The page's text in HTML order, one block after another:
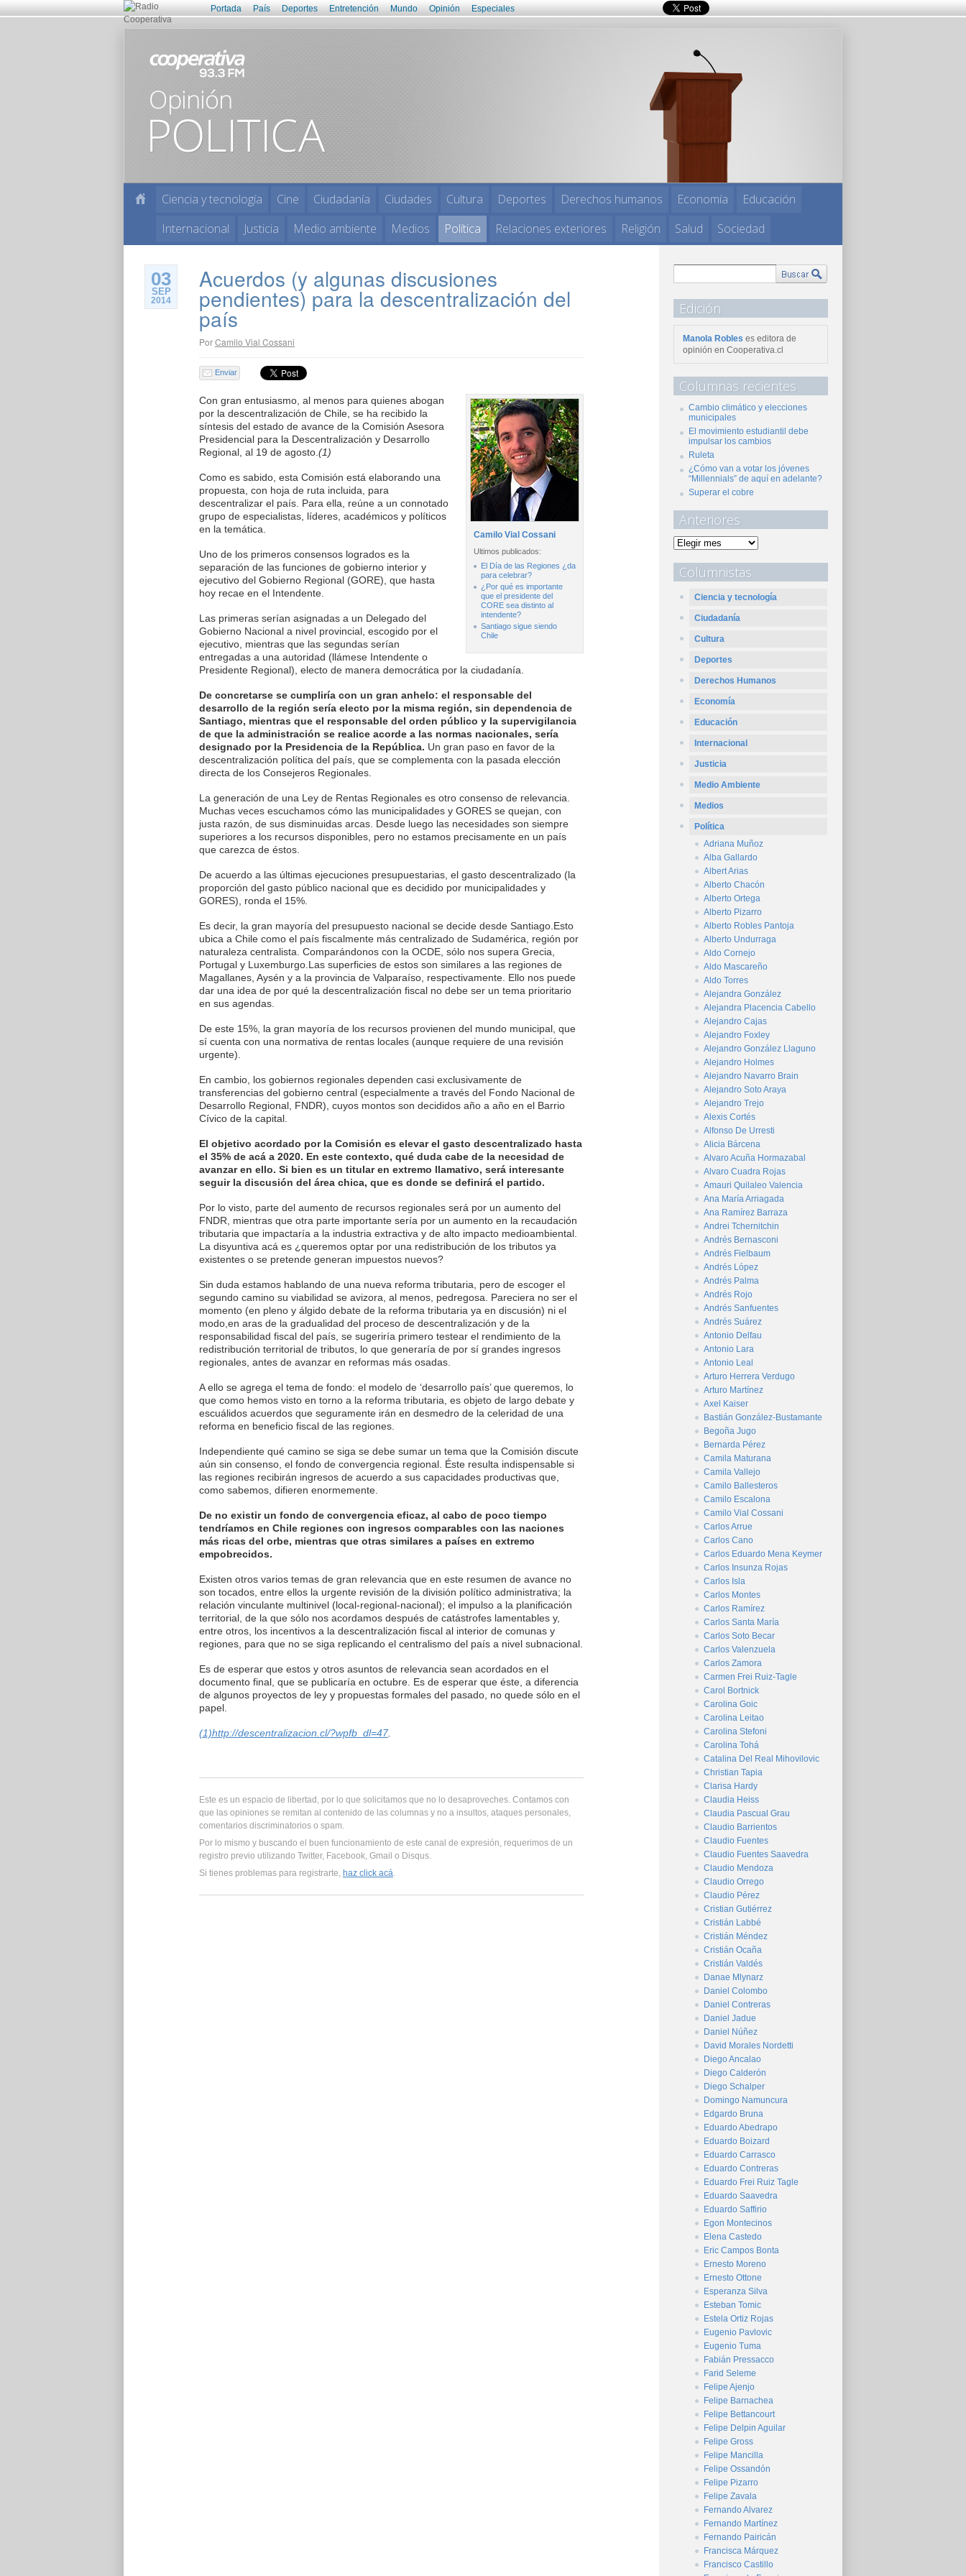
Portada País Deportes Entretención Mundo Opinión Especiales
Ciencia y tecnología Cine Ciudadanía Ciudades Cultura Deportes Derechos humanos Economía
Educación
Internacional
Justicia Medio ambiente Medios Política Relaciones exteriores Religión Salud Sociedad
03
SEP
2014
Acuerdos (y algunas discusiones
pendientes) para la descentralización del
país
PorCamilo Vial Cossani
Enviar
Camilo Vial Cossani
Ultimos publicados:
El Día de las Regiones ¿da
para celebrar?
¿Por qué es importante
que el presidente del
CORE sea distinto al
intendente?
Santiago sigue siendo
Chile
Con gran entusiasmo, al menos para quienes abogan
por la descentralización de Chile, se ha recibido la
síntesis del estado de avance de la Comisión Asesora
Presidencial para la Descentralización y Desarrollo
Regional, al 19 de agosto. (1)
Como es sabido, esta Comisión está elaborando una
propuesta, con hoja de ruta incluida, para
descentralizar el país. Para ella, reúne a un connotado
grupo de especialistas, líderes, académicos y políticos
en la temática.
Uno de los primeros consensos logrados es la
separación de las funciones de gobierno interior y
ejecutivo del Gobierno Regional (GORE), que hasta
hoy recae en el Intendente.
Las primeras serían asignadas a un Delegado del
Gobierno Nacional a nivel provincial, escogido por el
ejecutivo, mientras que las segundas serían
entregadas a una autoridad (llámese Intendente o
Presidente Regional), electo de manera democrática por la ciudadanía.
De concretarse se cumpliría con un gran anhelo: el responsable del
desarrollo de la región sería electo por la misma región, sin dependencia de
Santiago, mientras que el responsable del orden público y la supervigilancia
de que la administración se realice acorde a las normas nacionales, sería
designado por la Presidencia de la República. Un gran paso en favor de la
descentralización política del país, que se complementa con la pasada elección
directa de los Consejeros Regionales.
La generación de una Ley de Rentas Regionales es otro consenso de relevancia.
Muchas veces escuchamos cómo las municipalidades y GORES se quejan, con
justa razón, de sus disminuidas arcas. Desde luego las necesidades son siempre
superiores a los recursos disponibles, pero no estamos precisamente en un país
que carezca de éstos.
De acuerdo a las últimas ejecuciones presupuestarias, el gasto descentralizado (la
proporción del gasto público nacional que es decidido por municipalidades y
GORES), ronda el 15%.
Es decir, la gran mayoría del presupuesto nacional se decide desde Santiago.Esto
ubica a Chile como el país fiscalmente más centralizado de Sudamérica, región por
naturaleza centralista. Comparándonos con la OCDE, sólo nos supera Grecia,
Portugal y Luxemburgo.Las superficies de estos son similares a las regiones de
Magallanes, Aysén y a la provincia de Valparaíso, respectivamente. Ello nos puede
dar una idea de por qué la descentralización fiscal no debe ser un tema prioritario
en sus agendas.
De este 15%, la gran mayoría de los recursos provienen del mundo municipal, que
sí cuenta con una normativa de rentas locales (aunque requiere de una revisión
urgente).
En cambio, los gobiernos regionales dependen casi exclusivamente de
transferencias del gobierno central (especialmente a través del Fondo Nacional de
Desarrollo Regional, FNDR), cuyos montos son decididos año a año en el Barrio
Cívico de la capital.
El objetivo acordado por la Comisión es elevar el gasto descentralizado hasta
el 35% de acá a 2020. En este contexto, qué duda cabe de la necesidad de
avanzar en ello. Si bien es un titular en extremo llamativo, será interesante
seguir la discusión del área chica, que es donde se definirá el partido.
Por lo visto, parte del aumento de recursos regionales será por un aumento del
FNDR, mientras que otra parte importante sería por un aumento en la recaudación
tributaria que impactaría a la industria extractiva y de alto impacto medioambiental.
La disyuntiva acá es ¿queremos optar por una redistribución de los tributos ya
existentes o se pretende generan impuestos nuevos?
Sin duda estamos hablando de una nueva reforma tributaria, pero de escoger el
segundo camino su viabilidad se avizora, al menos, pedregosa. Pareciera no ser el
momento (en pleno y álgido debate de la reforma tributaria ya en discusión) ni el
modo,en aras de la gradualidad del proceso de descentralización y de la
responsabilidad fiscal del país, se sugeriría primero testear el rendimiento de la
redistribución territorial de tributos, lo que generaría de por sí grandes ingresos
regionales, antes de avanzar en reformas más osadas.
A ello se agrega el tema de fondo: el modelo de ‘desarrollo país’ que queremos, lo
que como hemos visto en torno a la reforma tributaria, es objeto de largo debate y
escuálidos acuerdos que seguramente irán en desmedro de la celeridad de una
reforma en beneficio fiscal de las regiones.
Independiente qué camino se siga se debe sumar un tema que la Comisión discute
aún sin consenso, el fondo de convergencia regional. Éste resulta indispensable si
las regiones recibirán ingresos de acuerdo a sus capacidades productivas que,
como sabemos, difieren enormemente.
De no existir un fondo de convergencia eficaz, al cabo de poco tiempo
tendríamos en Chile regiones con ingresos comparables con las naciones
más ricas del orbe, mientras que otras similares a países en extremo
empobrecidos.
Existen otros varios temas de gran relevancia que en este resumen de avance no
son tocados, entre ellos la urgente revisión de la división político administrativa; la
relación vinculante multinivel (local-regional-nacional); el impulso a la planificación
territorial, de la que sólo nos acordamos después de catástrofes lamentables y,
entre otros, los incentivos a la descentralización fiscal al interior de comunas y
regiones, para que no se siga replicando el centralismo del país a nivel subnacional.
Es de esperar que estos y otros asuntos de relevancia sean acordados en el
documento final, que se publicaría en octubre. Es de esperar que éste, a diferencia
de algunos proyectos de ley y propuestas formales del pasado, no quede sólo en el
papel.
(1)http://descentralizacion.cl/?wpfb_dl=47
Este es un espacio de libertad, por lo que solicitamos que no lo desaproveches. Contamos con
que las opiniones se remitan al contenido de las columnas y no a insultos, ataques personales,
comentarios discriminatorios o spam.
Por lo mismo y buscando el buen funcionamiento de este canal de expresión, requerimos de un
registro previo utilizando Twitter, Facebook, Gmail o Disqus.
Si tienes problemas para registrarte, haz click acá.
Edición
Manola Robles es editora de
opinión en Cooperativa.cl
Columnas recientes
Cambio climático y elecciones
municipales
El movimiento estudiantil debe
impulsar los cambios
Ruleta
¿Cómo van a votar los jóvenes
“Millennials” de aquí en adelante?
Superar el cobre
Anteriores
Columnistas
Ciencia y tecnología
Ciudadanía
Cultura
Deportes
Derechos Humanos
Economía
Educación
Internacional
Justicia
Medio Ambiente
Medios
Política
Adriana Muñoz
Alba Gallardo
Albert Arias
Alberto Chacón
Alberto Ortega
Alberto Pizarro
Alberto Robles Pantoja
Alberto Undurraga
Aldo Cornejo
Aldo Mascareño
Aldo Torres
Alejandra González
Alejandra Placencia Cabello
Alejandro Cajas
Alejandro Foxley
Alejandro González Llaguno
Alejandro Holmes
Alejandro Navarro Brain
Alejandro Soto Araya
Alejandro Trejo
Alexis Cortés
Alfonso De Urresti
Alicia Bárcena
Alvaro Acuña Hormazabal
Alvaro Cuadra Rojas
Amauri Quilaleo Valencia
Ana María Arriagada
Ana Ramírez Barraza
Andrei Tchernitchin
Andrés Bernasconi
Andrés Fielbaum
Andrés López
Andrés Palma
Andrés Rojo
Andrés Sanfuentes
Andrés Suárez
Antonio Delfau
Antonio Lara
Antonio Leal
Arturo Herrera Verdugo
Arturo Martínez
Axel Kaiser
Bastián González-Bustamante
Begoña Jugo
Bernarda Pérez
Camila Maturana
Camila Vallejo
Camilo Ballesteros
Camilo Escalona
Camilo Vial Cossani
Carlos Arrue
Carlos Cano
Carlos Eduardo Mena Keymer
Carlos Insunza Rojas
Carlos Isla
Carlos Montes
Carlos Ramírez
Carlos Santa María
Carlos Soto Becar
Carlos Valenzuela
Carlos Zamora
Carmen Frei Ruiz-Tagle
Carol Bortnick
Carolina Goic
Carolina Leitao
Carolina Stefoni
Carolina Tohá
Catalina Del Real Mihovilovic
Christian Tapia
Clarisa Hardy
Claudia Heiss
Claudia Pascual Grau
Claudio Barrientos
Claudio Fuentes
Claudio Fuentes Saavedra
Claudio Mendoza
Claudio Orrego
Claudio Pérez
Cristian Gutiérrez
Cristián Labbé
Cristián Méndez
Cristián Ocaña
Cristián Valdés
Danae Mlynarz
Daniel Colombo
Daniel Contreras
Daniel Jadue
Daniel Núñez
David Morales Nordetti
Diego Ancalao
Diego Calderón
Diego Schalper
Domingo Namuncura
Edgardo Bruna
Eduardo Abedrapo
Eduardo Boizard
Eduardo Carrasco
Eduardo Contreras
Eduardo Frei Ruiz Tagle
Eduardo Saavedra
Eduardo Saffirio
Egon Montecinos
Elena Castedo
Eric Campos Bonta
Ernesto Moreno
Ernesto Ottone
Esperanza Silva
Esteban Tomic
Estela Ortiz Rojas
Eugenio Pavlovic
Eugenio Tuma
Fabián Pressacco
Farid Seleme
Felipe Ajenjo
Felipe Barnachea
Felipe Bettancourt
Felipe Delpin Aguilar
Felipe Gross
Felipe Mancilla
Felipe Ossandón
Felipe Pizarro
Felipe Zavala
Fernando Alvarez
Fernando Martínez
Fernando Pairicán
Francisca Márquez
Francisco Castillo